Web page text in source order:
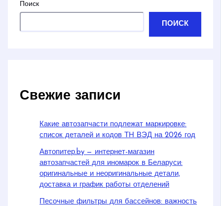
Поиск
ПОИСК
Свежие записи
Какие автозапчасти подлежат маркировке:
список деталей и кодов ТН ВЭД на 2026 год
Автопитер.by — интернет-магазин
автозапчастей для иномарок в Беларуси:
оригинальные и неоригинальные детали,
доставка и график работы отделений
Песочные фильтры для бассейнов: важность